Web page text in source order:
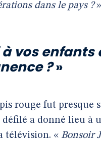
dans le pays ?
vos
?»
rouge fut presque
a donné lieu à
télévision. « Bonsoir